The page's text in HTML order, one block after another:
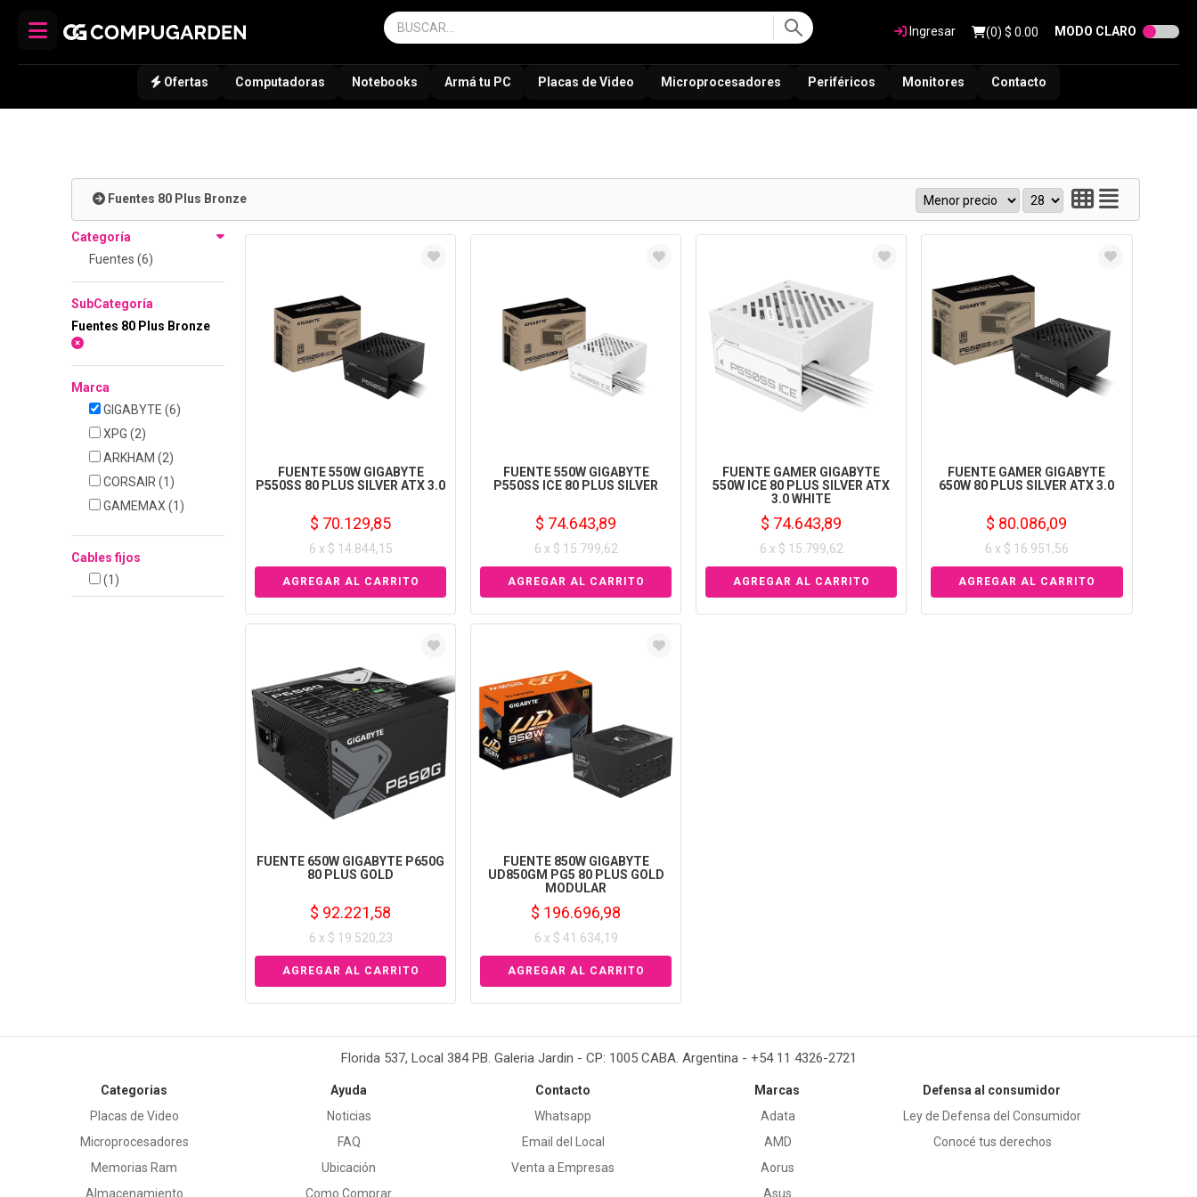
Ingresar (0) $ 0.00 MODO CLARO
Ofertas Computadoras Notebooks Armá tu PC Placas de Video Microprocesadores Periféricos Monitores Contacto
Fuentes 80 Plus Bronze
Categoría
Fuentes (6)
SubCategoría
Fuentes 80 Plus Bronze
Marca
GIGABYTE (6)
XPG (2)
ARKHAM (2)
CORSAIR (1)
GAMEMAX (1)
Cables fijos
(1)
FUENTE 550W GIGABYTE
P550SS 80 PLUS SILVER ATX 3.0
$ 70.129,85
6 x $ 14.844,15
FUENTE 550W GIGABYTE
P550SS ICE 80 PLUS SILVER
$ 74.643,89
6 x $ 15.799,62
FUENTE GAMER GIGABYTE
550W ICE 80 PLUS SILVER ATX
3.0 WHITE
$ 74.643,89
6 x $ 15.799,62
FUENTE GAMER GIGABYTE
650W 80 PLUS SILVER ATX 3.0
$ 80.086,09
6 x $ 16.951,56
FUENTE 650W GIGABYTE P650G
80 PLUS GOLD
$ 92.221,58
6 x $ 19.520,23
FUENTE 850W GIGABYTE
UD850GM PG5 80 PLUS GOLD
MODULAR
$ 196.696,98
6 x $ 41.634,19
Florida 537, Local 384 PB. Galeria Jardin - CP: 1005 CABA. Argentina - +54 11 4326-2721
Categorias
Placas de Video
Microprocesadores
Memorias Ram
Almacenamiento
Ayuda
Noticias
FAQ
Ubicación
Como Comprar
Contacto
Whatsapp
Email del Local
Venta a Empresas
Marcas
Adata
AMD
Aorus
Asus
Defensa al consumidor
Ley de Defensa del Consumidor
Conocé tus derechos